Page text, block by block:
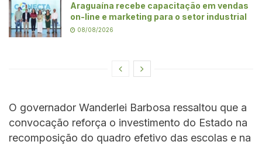
Araguaína recebe capacitação em vendas
on-line e marketing para o setor industrial
08/08/2026
O governador Wanderlei Barbosa ressaltou que a
convocação reforça o investimento do Estado na
recomposição do quadro efetivo das escolas e na